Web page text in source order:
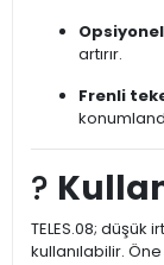
artırır.
Frenli
?
TELES.08;
kullanılabilir.